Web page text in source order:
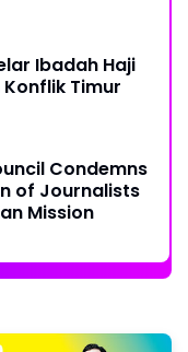
Ibadah Haji
Timur
Condemns
of Journalists
Mission